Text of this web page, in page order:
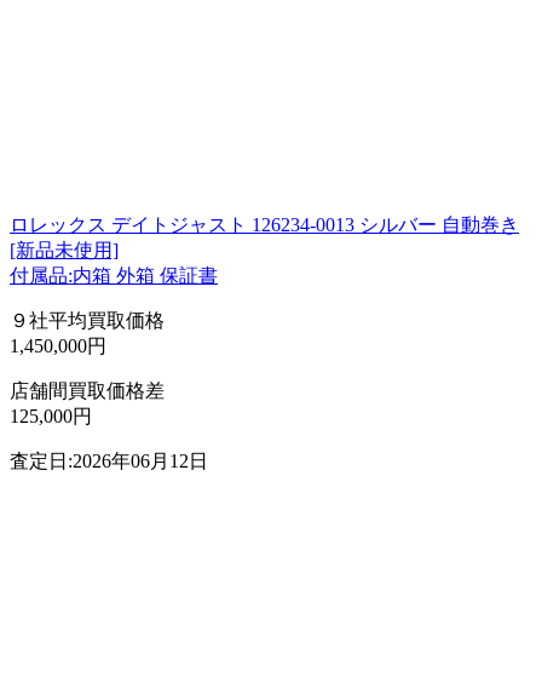
ロレックス デイトジャスト 126234-0013 シルバー 自動巻き
[新品未使用]
付属品:内箱 外箱 保証書
９社平均買取価格
1,450,000円
店舗間買取価格差
125,000円
査定日:2026年06月12日